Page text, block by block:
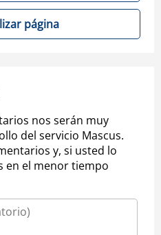
página
nos serán muy
del servicio Mascus.
y, si usted lo
en el menor tiempo